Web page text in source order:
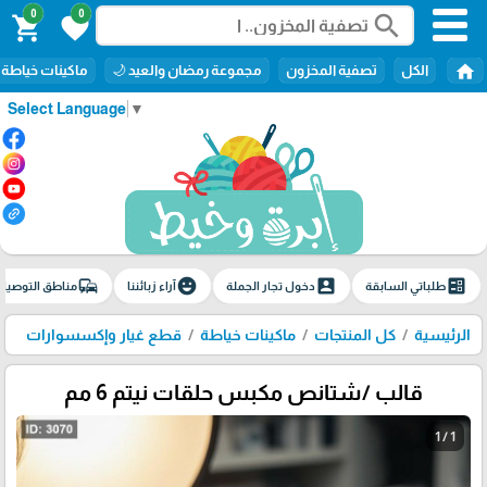
Select Language ▼
search
0
favorite
0
shopping_cart
home الكل تصفية المخزون مجموعة رمضان والعيد 🌙 ماكينات خياطة
ballotطلباتي السابقة account_boxدخول تجار الجملة emoji_emotionsآراء زبائننا commuteمناطق
الرئيسية كل المنتجات ماكينات خياطة قطع غيار وإكسسوارات
قالب /شتانص مكبس حلقات نيتم 6 مم
1 / 1